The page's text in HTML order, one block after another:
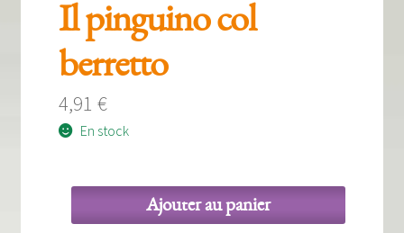
Il pinguino col
berretto
4,91 €
En stock
Ajouter au panier